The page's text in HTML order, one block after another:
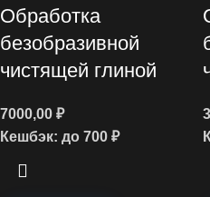
Обработка
безобразивной
чистящей глиной
7000,00 ₽
Кешбэк: до 700 ₽